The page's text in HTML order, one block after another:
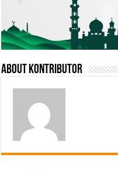
About Kontributor